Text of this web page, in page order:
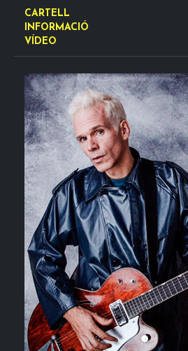
CARTELL
INFORMACIÓ
VÍDEO